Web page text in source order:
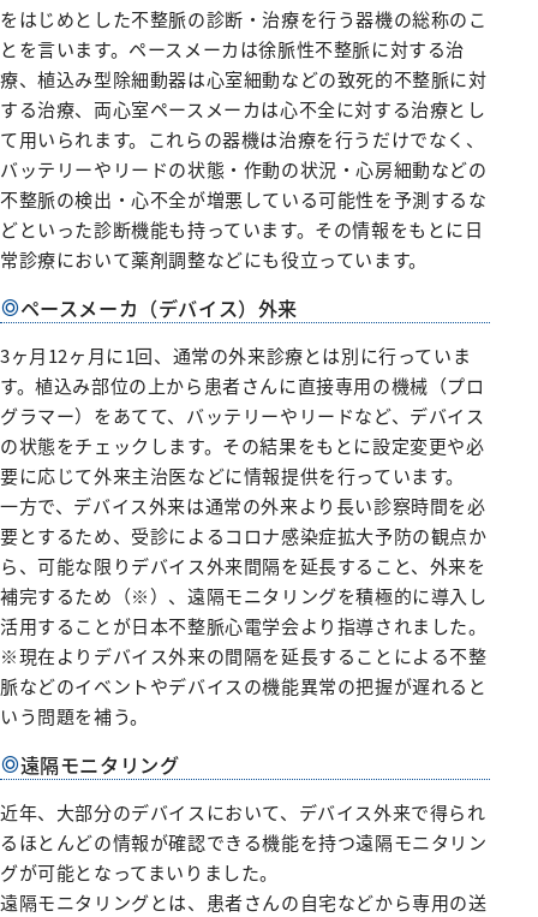
アクセス フロアマップ 初診WEB予約
お問い合わせ
総合案内
045-782-2101
サイトマップ
個人情報保護方針・診療記録など開示
相談窓口
個室のご案内
面会・お見舞いについて
お見舞いメール
医療設備紹介
医師検索
外来医師担当表
人間ドック
病院からのお願い
交通・アクセス
フロアマップ
ご意見箱（みなさまの声）
脳神経内科
腎臓高血圧内科
内分泌代謝内科
膠原病リウマチ内科
精神科
小児科
緩和支持療法科
透析センター
循環器内科
心臓血管外科
外科・消化器外科
乳腺外科
呼吸器外科
整形外科
形成美容外科
脳神経外科
皮膚科
泌尿器科
産婦人科
出産のご案内（産科）
眼科
病理診断科
化学療法室
ME科
栄養科
臨床研究センター
看護部
健康管理センター
相談窓口
緩和ケアチーム
栄養サポートチーム
感染制御チーム
褥瘡対策チーム
口腔ケア・摂食嚥下サポートチーム
退院支援チーム
認知症ケアチーム
心臓リハビリテーションチーム
排尿ケアチーム
外来医師担当表
病院指針
病院概要
施設紹介
医療設備紹介
病院指標
病院医療機能評価機構認定病院
院内ボランティア活動について
みなみ健康セミナー
市民公開講座
広報誌『ともに』
みなみコミュニティ
医師検索
緩和ケア病棟について（医療関係者向け）
臨床研修のご案内
初期研修医向けの病院見学
各種データ
病院見学・お問い合わせフォーム
後期臨床研修プログラムのご案内
初期臨床研修プログラムのご案内
地域医療支援病院の講演会・研修会
Doctorのミカタ『コラム』
をはじめとした不整脈の診断・治療を行う器機の総称のこ
とを言います。ペースメーカは徐脈性不整脈に対する治
療、植込み型除細動器は心室細動などの致死的不整脈に対
する治療、両心室ペースメーカは心不全に対する治療とし
て用いられます。これらの器機は治療を行うだけでなく、
バッテリーやリードの状態・作動の状況・心房細動などの
不整脈の検出・心不全が増悪している可能性を予測するな
どといった診断機能も持っています。その情報をもとに日
常診療において薬剤調整などにも役立っています。
ペースメーカ（デバイス）外来
3ヶ月12ヶ月に1回、通常の外来診療とは別に行っていま
す。植込み部位の上から患者さんに直接専用の機械（プロ
グラマー）をあてて、バッテリーやリードなど、デバイス
の状態をチェックします。その結果をもとに設定変更や必
要に応じて外来主治医などに情報提供を行っています。
一方で、デバイス外来は通常の外来より長い診察時間を必
要とするため、受診によるコロナ感染症拡大予防の観点か
ら、可能な限りデバイス外来間隔を延長すること、外来を
補完するため（※）、遠隔モニタリングを積極的に導入し
活用することが日本不整脈心電学会より指導されました。
※現在よりデバイス外来の間隔を延長することによる不整
脈などのイベントやデバイスの機能異常の把握が遅れると
いう問題を補う。
遠隔モニタリング
近年、大部分のデバイスにおいて、デバイス外来で得られ
るほとんどの情報が確認できる機能を持つ遠隔モニタリン
グが可能となってまいりました。
遠隔モニタリングとは、患者さんの自宅などから専用の送